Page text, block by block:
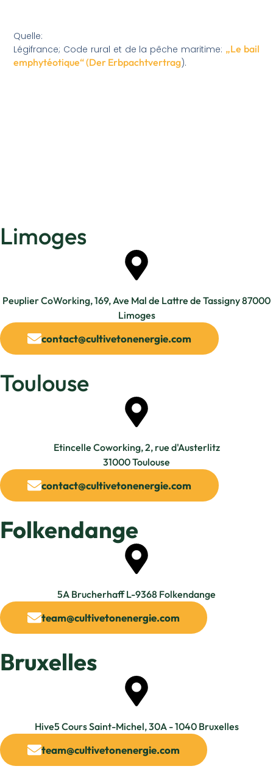
Quelle:
Légifrance; Code rural et de la pêche maritime: „Le bail
emphytéotique“ (Der Erbpachtvertrag).
Limoges
Peuplier CoWorking, 169, Ave Mal de Lattre de Tassigny 87000
Limoges
contact@cultivetonenergie.com
Toulouse
Etincelle Coworking, 2, rue d'Austerlitz
31000 Toulouse
contact@cultivetonenergie.com
Folkendange
5A Brucherhaff L-9368 Folkendange​
team@cultivetonenergie.com
Bruxelles​
Hive5 Cours Saint-Michel, 30A - 1040 Bruxelles​
team@cultivetonenergie.com